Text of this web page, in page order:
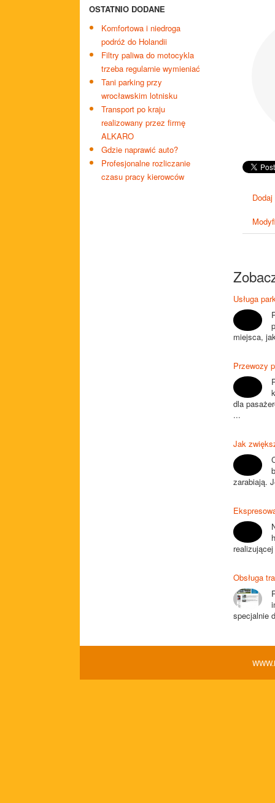
OSTATNIO DODANE
Komfortowa i niedroga
podróż do Holandii
Filtry paliwa do motocykla
trzeba regularnie wymieniać
Tani parking przy
wrocławskim lotnisku
Transport po kraju
realizowany przez firmę
ALKARO
Gdzie naprawić auto?
Profesjonalne rozliczanie
czasu pracy kierowców
Usługa
miejsca,
Przewozy
dla
...
Jak
zarabiają.
Obsługa
specjalnie